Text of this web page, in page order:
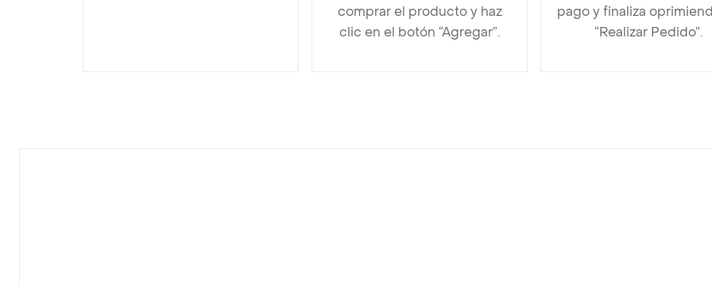
comprar el producto y haz
clic en el botón “Agregar”.
pago y finaliza
“Realizar Pedido”.